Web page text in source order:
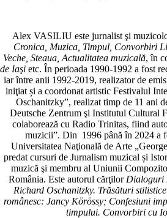
Alex VASILIU este jurnalist şi
Cronica, Muzica, Timpul, Convorbiri
Veche, Steaua, Actualitatea muzicală, în
de Iaşi etc. În perioada 1990-1992 a fost
iar între anii 1992-2019, realizator de
iniţiat și a coordonat artistic Festivalul
Oschanitzky”, realizat timp de 11 ani
Deutsche Zentrum şi Institutul Cultural
colaborează cu Radio Trinitas, fiind
muzicii”. Din 1996 până în 2024 a
Universitatea Naţională de Arte
predat cursuri de Jurnalism muzical și
muzică şi membru al Uniunii
România. Este autorul cărţilor Dialoguri
Richard Oschanitzky. Trăsături
românesc: Jancy Körössy; Confesiuni
timpului. Convorbiri cu